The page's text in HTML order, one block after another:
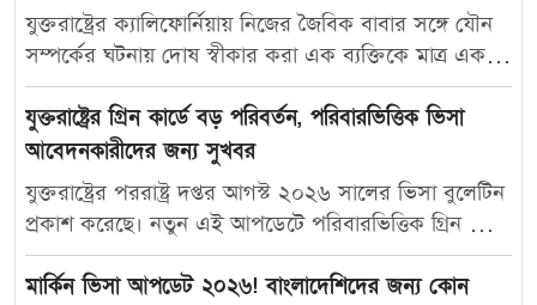
যুক্তরাষ্ট্রের ক্যালিফোর্নিয়ায় নিজের জৈবিক বাবার সঙ্গে যৌন
সম্পর্কের ঘটনায় দোষ স্বীকার করা এক ব্যক্তিকে মাত্র এক
বছরের কারাদণ্ড দেওয়ায় নতুন করে বিতর্ক তৈরি হয়েছে।
আদালতের এই রায়ে অসন্তোষ প্রকাশ করে ভুক্তভোগী
তরুণীর মা ক্যালিফোর্নিয়ার যৌন অপরাধ-সংক্রান্ত আইন
আরও কঠোর করার দাবি জানিয়েছেন। মার্কিন সংবাদমাধ্যম
দ্য ক্যালিফোর্নিয়া পোস্ট-কে দেওয়া সাক্ষাৎকারে ক্যারোলিনা
স্যান্ডোভাল বলেন, তার মেয়ে মাকাইলা রেনে সেটলসের নামে
নতুন আইন প্রণয়ন করা উচিত, যাতে ভবিষ্যতে এ ধরনের
যুক্তরাষ্ট্রের গ্রিন কার্ডে বড় পরিবর্তন, পরিবারভিত্তিক ভিসা
আবেদনকারীদের জন্য সুখবর
যুক্তরাষ্ট্রের পররাষ্ট্র দপ্তর আগস্ট ২০২৬ সালের ভিসা বুলেটিন
প্রকাশ করেছে। নতুন এই আপডেটে পরিবারভিত্তিক গ্রিন কার্ড
আবেদনকারীদের জন্য বেশ কিছু গুরুত্বপূর্ণ অগ্রগতি দেখা
গেছে। বিশেষ করে যুক্তরাষ্ট্রের স্থায়ী বাসিন্দাদের স্বামী, স্ত্রী ও
মার্কিন ভিসা আপডেট ২০২৬! বাংলাদেশিদের জন্য কোন